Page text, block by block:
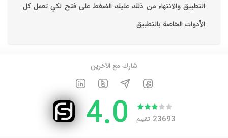
التطبيق والانتهاء من ذلك عليك الضغط على فتح لكي تعمل كل
الأدوات الخاصة بالتطبيق
شارك مع الآخرين
23693 تقييم 4.0